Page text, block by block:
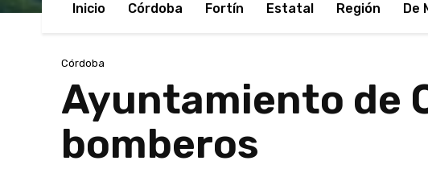
Inicio Córdoba Fortín Estatal Región De
Córdoba
Ayuntamiento de
bomberos